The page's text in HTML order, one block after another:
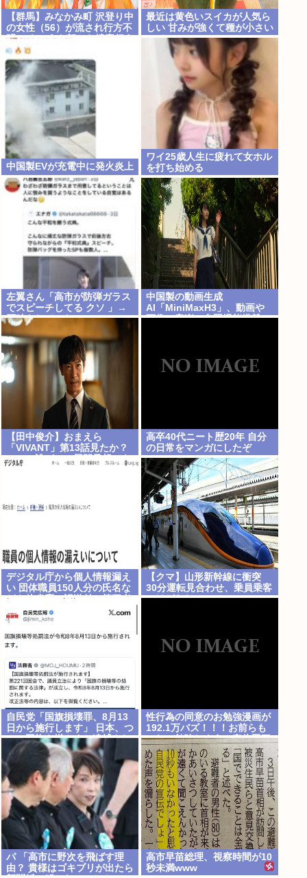
【群馬】みなかみ町 沢登り中
の女性（56）が流され行方不
明に きょうも朝から捜索行う
最近は黄色いスイカが人気ら
しい 甘みが強くて種が小さい
って
中国製EVが充電中に発火炎上
ワイ25歳人生に疲れて女ホル
を打ち始める
左翼さん「高市が防弾ガラス
でスピーチしてる クソ 」→
石破もしていた
中国製の動画生成
AI「MiniMaxH3」、動画や
画像、音楽の参照機能搭載で
【田中俊介】おまえら
「VIVANT」第13話見たか？
ｗｗｗ誰がこの展開予想でき
高卒40代ニート歴20年 自分
の日常をマンガにしたぞ
デジタル庁から個人情報漏え
い 団体職員150人分の氏名な
どを他省庁へ誤送付、第三者
に転送なし
【クマ】山形新幹線に衝突
30分運転見合わせ、乗員乗客
にけがなし
自民党「国旗損壊罪、8月13
日から施行します」 日本、つ
いに国旗を燃やすと逮捕され
る国へwww
性行為の同意のお勉強漫画が
192.1万バズ！！！お前らも
これで勉強しよう！安倍晋三
パ 「高市に野次を飛ばす理
由？ 貴様はゴキブリが出たら
高市早苗総理、視察時間が10
秒未満www